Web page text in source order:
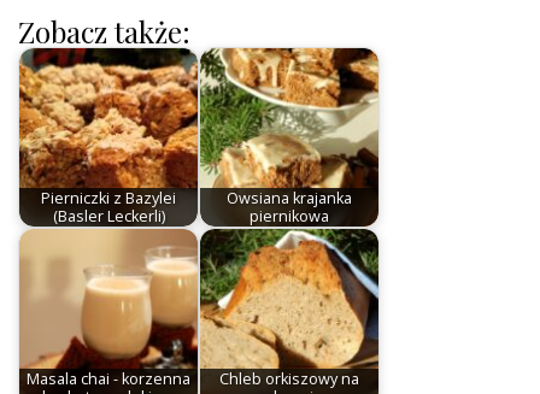
Zobacz także:
Pierniczki z Bazylei
(Basler Leckerli)
Owsiana krajanka
piernikowa
Masala chai - korzenna
Chleb orkiszowy na